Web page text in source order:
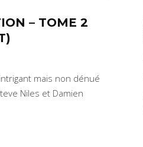
– TOME 2
mais non dénué
Niles et Damien